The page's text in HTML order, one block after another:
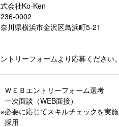
会社Ko-Ken
0002
川県横浜市金沢区鳥浜町5-21
トリーフォームより応募ください。
ＥＢエントリーフォーム選考
次面談（WEB面接）
要に応じてスキルチェックを実施
用